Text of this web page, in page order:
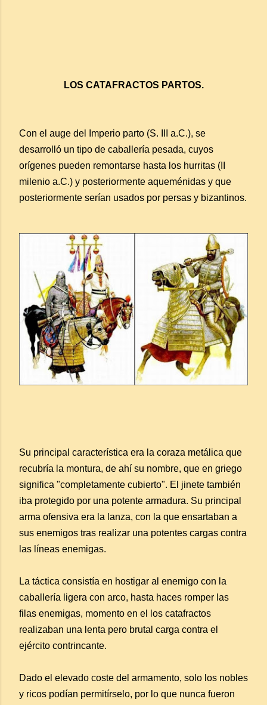
LOS CATAFRACTOS PARTOS.
Con el auge del Imperio parto (S. III a.C.), se
desarrolló un tipo de caballería pesada, cuyos
orígenes pueden remontarse hasta los hurritas (II
milenio a.C.) y posteriormente aqueménidas y que
posteriormente serían usados por persas y bizantinos.
Su principal característica era la coraza metálica que
recubría la montura, de ahí su nombre, que en griego
significa "completamente cubierto". El jinete también
iba protegido por una potente armadura. Su principal
arma ofensiva era la lanza, con la que ensartaban a
sus enemigos tras realizar una potentes cargas contra
las líneas enemigas.
La táctica consistía en hostigar al enemigo con la
caballería ligera con arco, hasta haces romper las
filas enemigas, momento en el los catafractos
realizaban una lenta pero brutal carga contra el
ejército contrincante.
Dado el elevado coste del armamento, solo los nobles
y ricos podían permitírselo, por lo que nunca fueron